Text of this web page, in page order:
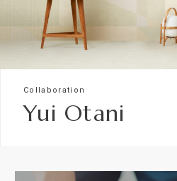
Collaboration
Yui Otani